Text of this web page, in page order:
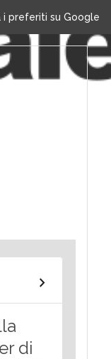
i preferiti su Google
di